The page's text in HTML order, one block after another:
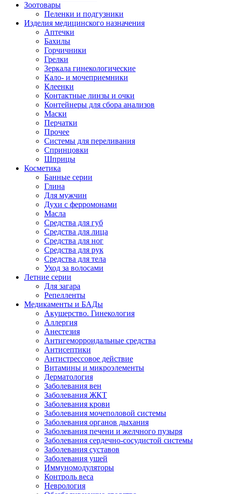
Зоотовары
Пеленки и подгузники
Изделия медицинского назначения
Аптечки
Бахилы
Горчичники
Грелки
Зеркала гинекологические
Кало- и мочеприемники
Клеенки
Контактные линзы и очки
Контейнеры для сбора анализов
Маски
Перчатки
Прочее
Системы для переливания
Спринцовки
Шприцы
Косметика
Банные серии
Глина
Для мужчин
Духи с ферромонами
Масла
Средства для губ
Средства для лица
Средства для ног
Средства для рук
Средства для тела
Уход за волосами
Летние серии
Для загара
Репелленты
Медикаменты и БАДы
Акушерство. Гинекология
Аллергия
Анестезия
Антигеморроидальные средства
Антисептики
Антистрессовое действие
Витамины и микроэлементы
Дерматология
Заболевания вен
Заболевания ЖКТ
Заболевания крови
Заболевания мочеполовой системы
Заболевания органов дыхания
Заболевания печени и желчного пузыря
Заболевания сердечно-сосудистой системы
Заболевания суставов
Заболевания ушей
Иммуномодуляторы
Контроль веса
Неврология